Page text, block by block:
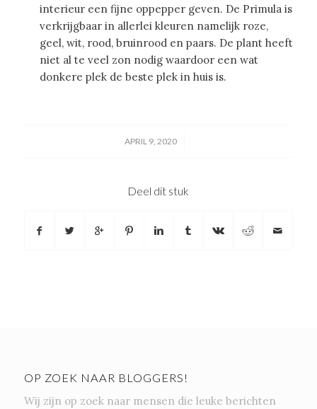
interieur een fijne oppepper geven. De Primula is
verkrijgbaar in allerlei kleuren namelijk roze,
geel, wit, rood, bruinrood en paars. De plant heeft
niet al te veel zon nodig waardoor een wat
donkere plek de beste plek in huis is.
APRIL 9, 2020
/
Deel dit stuk
OP ZOEK NAAR BLOGGERS!
Wij zijn op zoek naar mensen die leuke berichten